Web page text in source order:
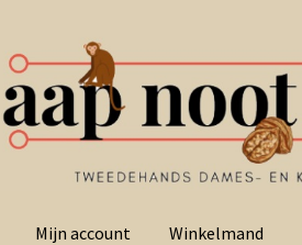
Mijn account Winkelmand